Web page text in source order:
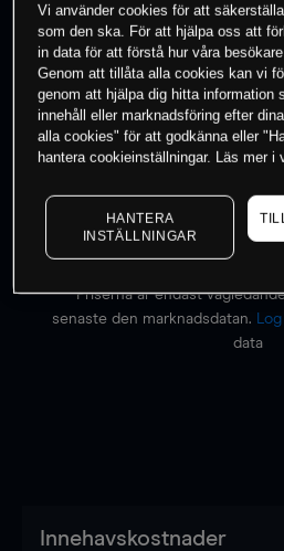
0% av kunderna har en
instrument
Börja
Priserna är endast
senaste den marknadsdatan.
data
Innehavskostnader
Vi använder cookies för att
som den ska. För att hjälpa oss att
in data för att förstå hur våra
Genom att tillåta alla cookies kan vi
genom att hjälpa dig hitta information
innehåll eller marknadsföring efter
alla cookies" för att godkänna eller
hantera cookieinställningar. Läs mer i
HANTERA
INSTÄLLNINGAR